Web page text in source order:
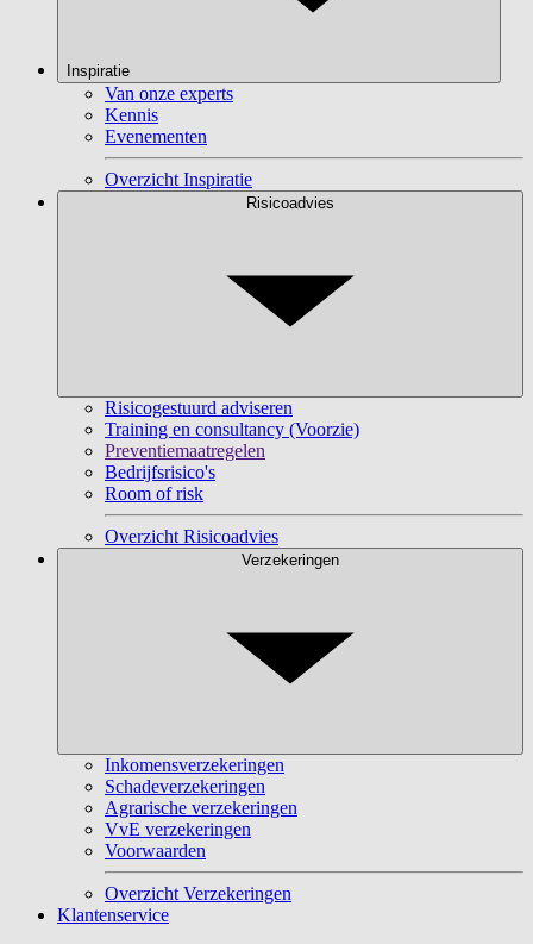
Inspiratie
Van onze experts
Kennis
Evenementen
Overzicht Inspiratie
Risicoadvies
Risicogestuurd adviseren
Training en consultancy (Voorzie)
Preventiemaatregelen
Bedrijfsrisico's
Room of risk
Overzicht Risicoadvies
Verzekeringen
Inkomensverzekeringen
Schadeverzekeringen
Agrarische verzekeringen
VvE verzekeringen
Voorwaarden
Overzicht Verzekeringen
Klantenservice